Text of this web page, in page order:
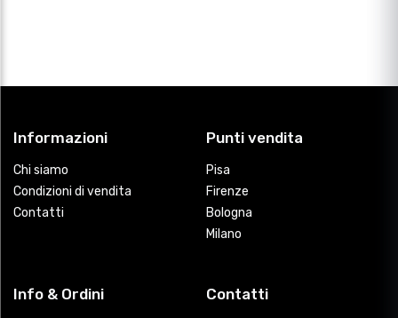
Informazioni
Chi siamo
Condizioni di vendita
Contatti
Punti vendita
Pisa
Firenze
Bologna
Milano
Info & Ordini Contatti